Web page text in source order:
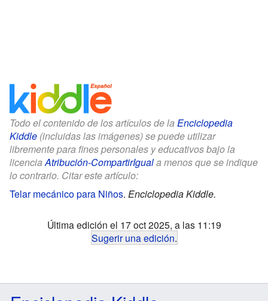
Todo el contenido de los artículos de la Enciclopedia
Kiddle (incluidas las imágenes) se puede utilizar
libremente para fines personales y educativos bajo la
licenciaAtribución-CompartirIguala menos que se indique
lo contrario. Citar este artículo:
Telar mecánico para Niños. Enciclopedia Kiddle.
Última edición el 17 oct 2025, a las 11:19
Sugerir una edición.